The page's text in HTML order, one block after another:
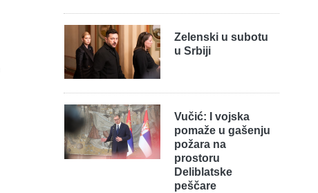
Zelenski u subotu
u Srbiji
Vučić: I vojska
pomaže u gašenju
požara na
prostoru
Deliblatske
peščare